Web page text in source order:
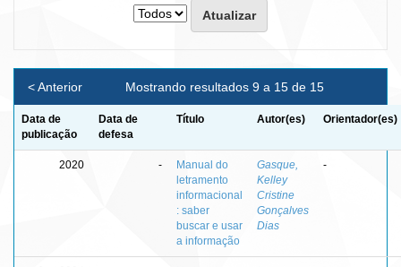
Mostrando resultados 9 a 15 de 15
< Anterior
Data de
publicação
Data de
defesa
Título Autor(es) Orientador(es)
2020 -
Manual do
letramento
informacional
: saber
buscar e usar
a informação
Gasque,
Kelley
Cristine
Gonçalves
Dias
-